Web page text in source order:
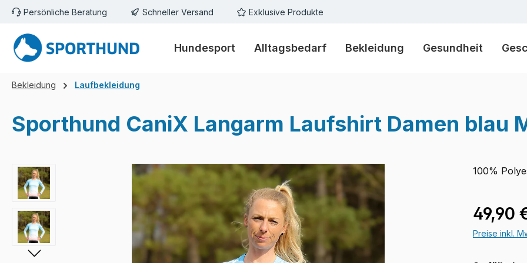
Hauptinhalt springen
Zur Suche springen
Zur Hauptnavigation springen
Persönliche Beratung Schneller Versand Exklusive Produkte
Hundesport Alltagsbedarf Bekleidung Gesundheit
Bekleidung Laufbekleidung
Sporthund CaniX Langarm Laufshirt Damen blau
Bildergalerie überspringen 100%
Regulärer
49,90
Preise inkl.